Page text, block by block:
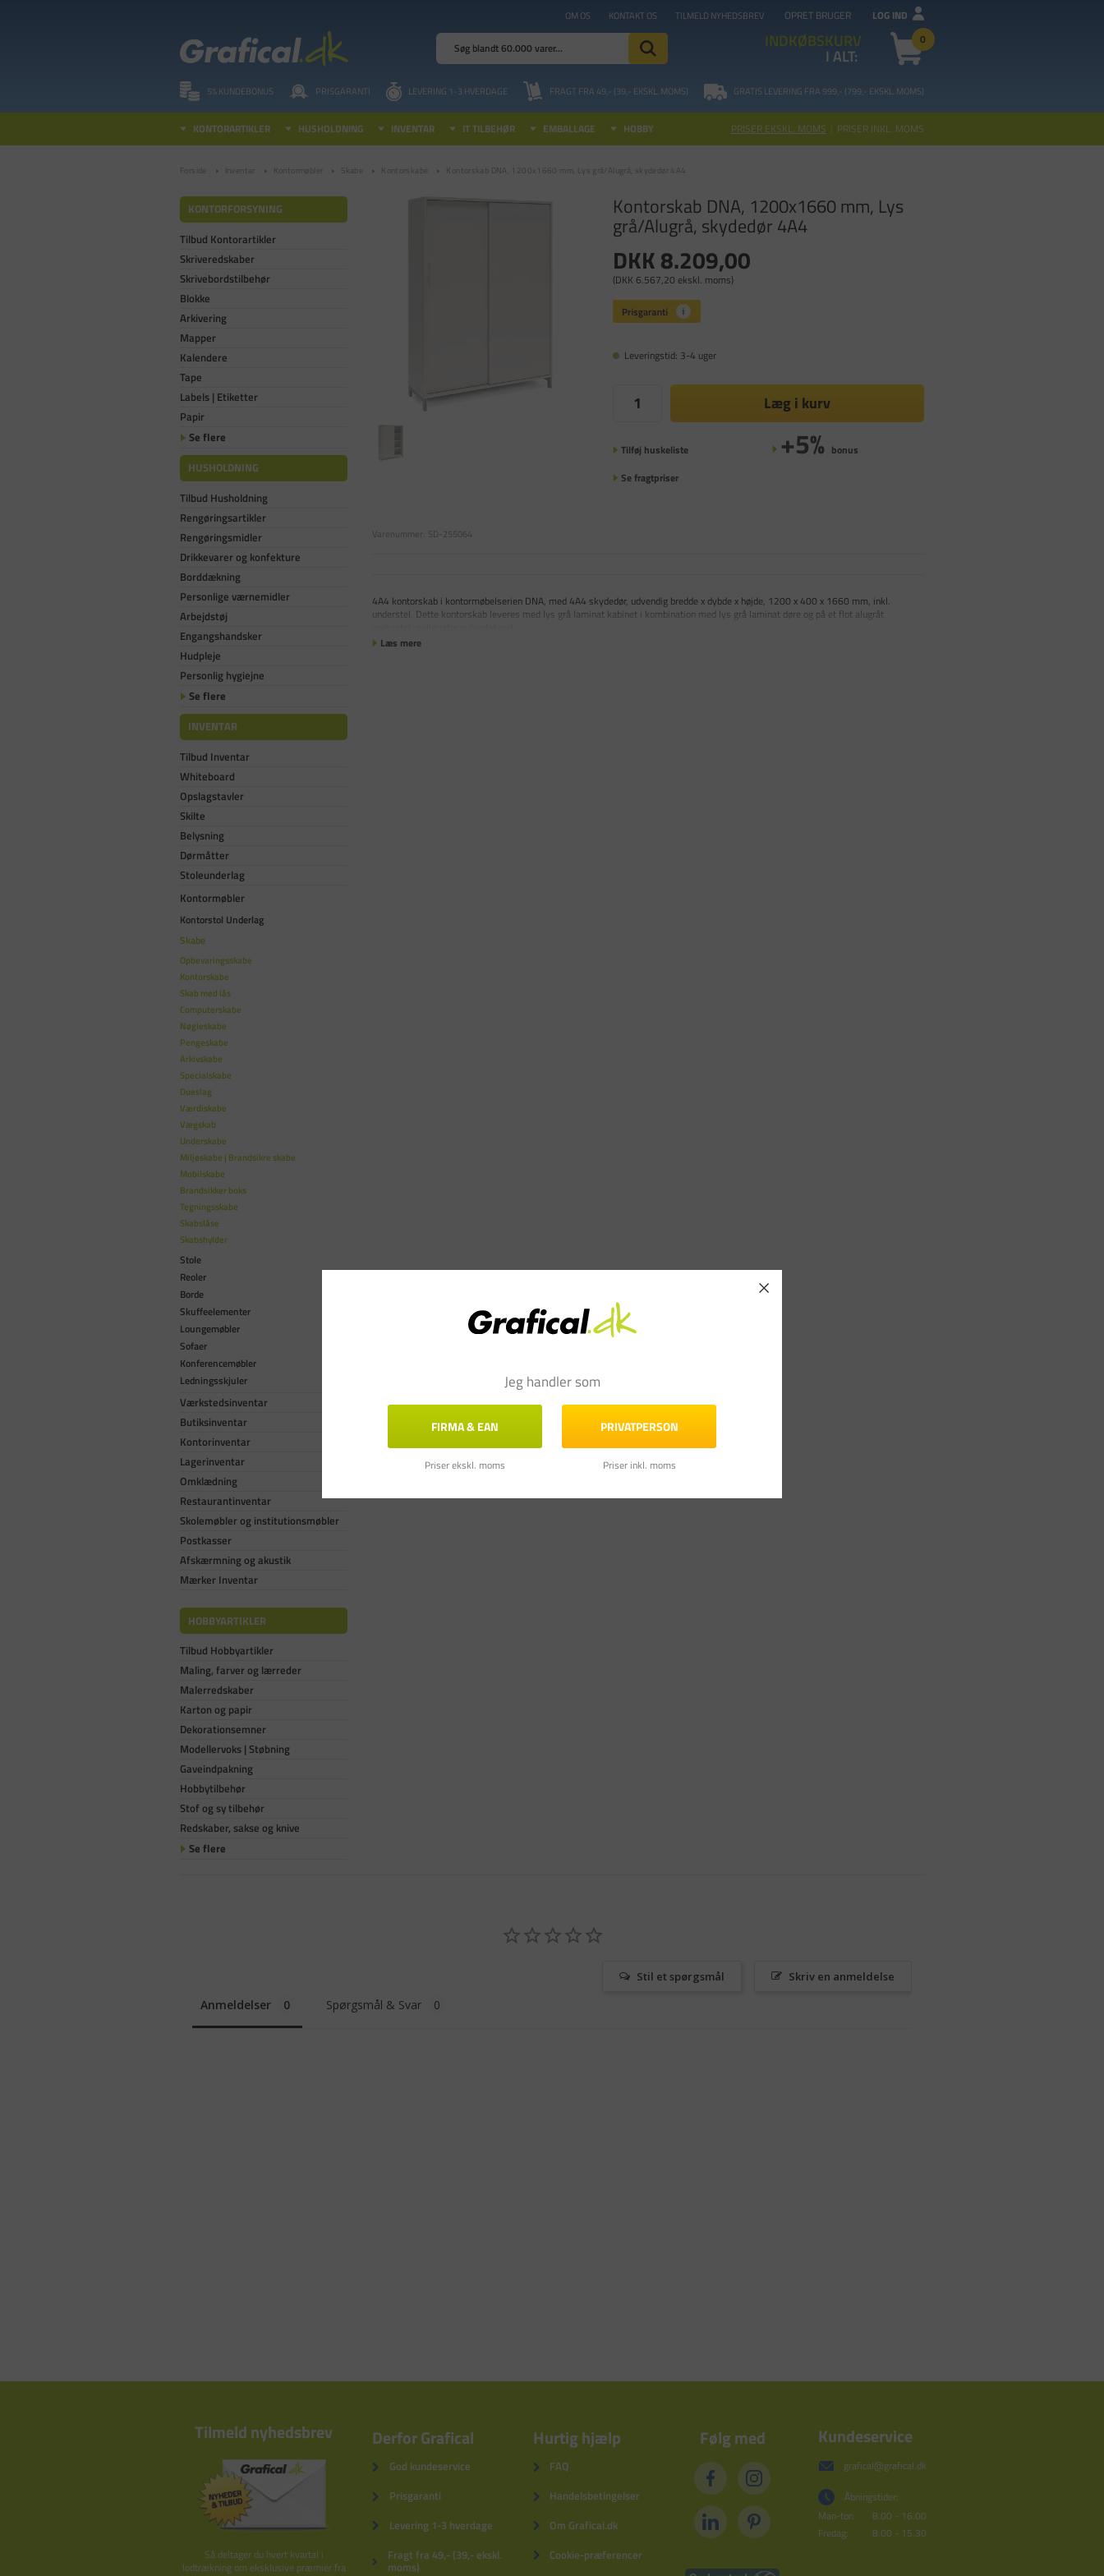
OM OS KONTAKT OS TILMELD NYHEDSBREV OPRET BRUGER LOG IND
INDKØBSKURV 0
I ALT:
5% KUNDEBONUS PRISGARANTI LEVERING 1-3 HVERDAGE FRAGT FRA 49,- (39,- EKSKL. MOMS) GRATIS LEVERING FRA 999,- (799,- EKSKL. MOMS)
KONTORARTIKLER HUSHOLDNING INVENTAR IT TILBEHØR EMBALLAGE HOBBY PRISER EKSKL. MOMS | PRISER INKL. MOMS
Forside Inventar Kontormøbler Skabe Kontorskabe Kontorskab DNA, 1200x1660 mm, Lys grå/Alugrå, skydedør 4A4
KONTORFORSYNING
Tilbud Kontorartikler
Skriveredskaber
Skrivebordstilbehør
Blokke
Arkivering
Mapper
Kalendere
Tape
Labels | Etiketter
Papir
Se flere
HUSHOLDNING
Tilbud Husholdning
Rengøringsartikler
Rengøringsmidler
Drikkevarer og konfekture
Borddækning
Personlige værnemidler
Arbejdstøj
Engangshandsker
Hudpleje
Personlig hygiejne
Se flere
INVENTAR
Tilbud Inventar
Whiteboard
Opslagstavler
Skilte
Belysning
Dørmåtter
Stoleunderlag
Kontormøbler
Kontorstol Underlag
Skabe
Opbevaringsskabe
Kontorskabe
Skab med lås
Computerskabe
Nøgleskabe
Pengeskabe
Arkivskabe
Specialskabe
Dueslag
Værdiskabe
Vægskab
Underskabe
Miljøskabe | Brandsikre skabe
Mobilskabe
Brandsikker boks
Tegningsskabe
Skabslåse
Skabshylder
Stole
Reoler
Borde
Skuffeelementer
Loungemøbler
Sofaer
Konferencemøbler
Ledningsskjuler
Værkstedsinventar
Butiksinventar
Kontorinventar
Lagerinventar
Omklædning
Restaurantinventar
Skolemøbler og institutionsmøbler
Postkasser
Afskærmning og akustik
Mærker Inventar
HOBBYARTIKLER
Tilbud Hobbyartikler
Maling, farver og lærreder
Malerredskaber
Karton og papir
Dekorationsemner
Modellervoks | Støbning
Gaveindpakning
Hobbytilbehør
Stof og sy tilbehør
Redskaber, sakse og knive
Se flere
Kontorskab DNA, 1200x1660 mm, Lys
grå/Alugrå, skydedør 4A4
DKK 8.209,00
(DKK 6.567,20 ekskl. moms)
Leveringstid: 3-4 uger
Læg i kurv
Tilføj huskeliste +5% bonus
Se fragtpriser
Varenummer: SD-255064
4A4 kontorskab i kontormøbelserien DNA, med 4A4 skydedør, udvendig bredde x dybde x højde, 1200 x 400 x 1660 mm, inkl.
understel. Dette kontorskab leveres med lys grå laminat kabinet i kombination med lys grå laminat døre og på et flot alugråt
Læs mere
Skriv en anmeldelse
Stil et spørgsmål
Anmeldelser Spørgsmål & Svar
Tilmeld nyhedsbrev
Så deltager du hvert kvartal i
lodtrækning om eksklusive præmier fra
Derfor Grafical
God kundeservice
Prisgaranti
Levering 1-3 hverdage
Fragt fra 49,- (39,- ekskl.
moms)
Hurtig hjælp
FAQ
Handelsbetingelser
Om Grafical.dk
Cookie-præferencer
Følg med Kundeservice
grafical@grafical.dk
Åbningstider:
Man-tor:
8.00 - 16.00
Fredag:
8.00 - 15.30
Jeg handler som
FIRMA & EAN
Priser ekskl. moms
PRIVATPERSON
Priser inkl. moms